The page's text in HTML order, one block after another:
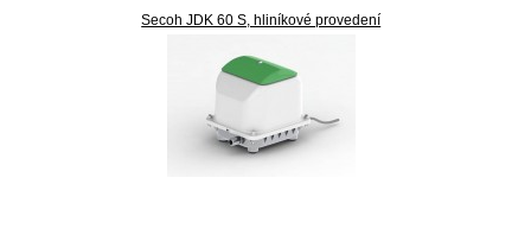
Secoh JDK 60 S, hliníkové provedení